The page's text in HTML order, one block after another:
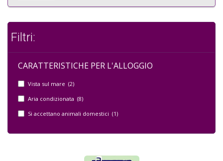
Filtri:
CARATTERISTICHE PER L'ALLOGGIO
Vista sul mare (2)
Aria condizionata (8)
Si accettano animali domestici (1)